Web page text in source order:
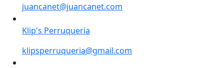
juancanet@juancanet.com
Klip's Perruqueria
klipsperruqueria@gmail.com